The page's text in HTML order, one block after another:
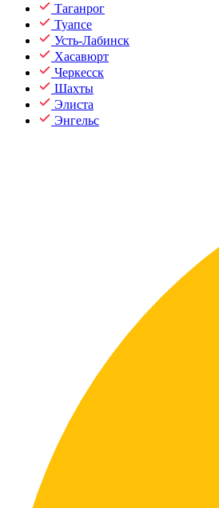
Таганрог
Туапсе
Усть-Лабинск
Хасавюрт
Черкесск
Шахты
Элиста
Энгельс